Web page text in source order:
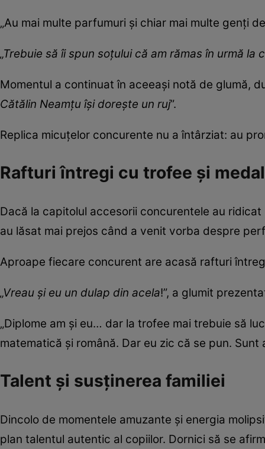
„Au mai multe parfumuri și chiar mai multe genți
„Trebuie să îi spun soțului că am rămas în urmă
Momentul a continuat în aceeași notă de glumă,
Cătălin Neamțu își dorește un ruj”.
Replica micuțelor concurente nu a întârziat: au
Rafturi întregi cu trofee și
Dacă la capitolul accesorii concurentele au
au lăsat mai prejos când a venit vorba despre
Aproape fiecare concurent are acasă rafturi
„Vreau și eu un dulap din acela!”, a glumit
„Diplome am și eu… dar la trofee mai trebuie să
matematică și română. Dar eu zic că se pun. Sunt
Talent și susținerea familiei
Dincolo de momentele amuzante și energia
plan talentul autentic al copiilor. Dornici să se